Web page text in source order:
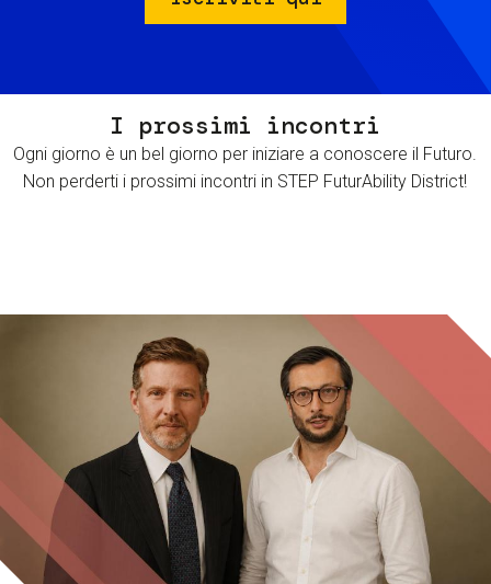
I prossimi incontri
Ogni giorno è un bel giorno per iniziare a conoscere il Futuro.
Non perderti i prossimi incontri in STEP FuturAbility District!